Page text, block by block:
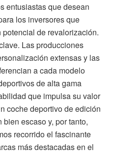
entusiastas que desean
los inversores que
de revalorización.
Las producciones
extensas y las
a cada modelo
de alta gama
que impulsa su valor
coche deportivo de edición
escaso y, por tanto,
recorrido el fascinante
más destacadas en el